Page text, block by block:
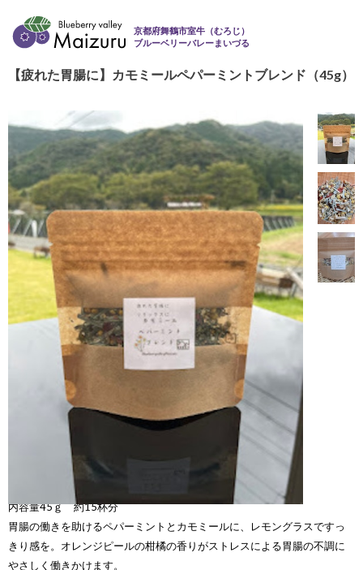
京都府舞鶴市室牛（むろじ）
ブルーベリーバレーまいづる
【疲れた胃腸に】カモミールペパーミントブレンド（45g）
現役保健師のハーブコーディネーターがプロデュース
内容量45ｇ 約15杯分
胃腸の働きを助けるペパーミントとカモミールに、レモングラスですっ
きり感を。オレンジピールの柑橘の香りがストレスによる胃腸の不調に
やさしく働きかけます。